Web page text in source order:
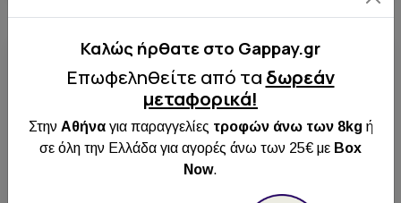
Διαθέσιμο
Πρόταση μας
Πρόταση μας
Καλώς ήρθατε στo Gappay.gr
Επωφεληθείτε από τα δωρεάν
μεταφορικά!
Στην Αθήνα για παραγγελίες τροφών άνω των 8kg ή
σε όλη την Ελλάδα για αγορές άνω των 25€ με Box
Now.